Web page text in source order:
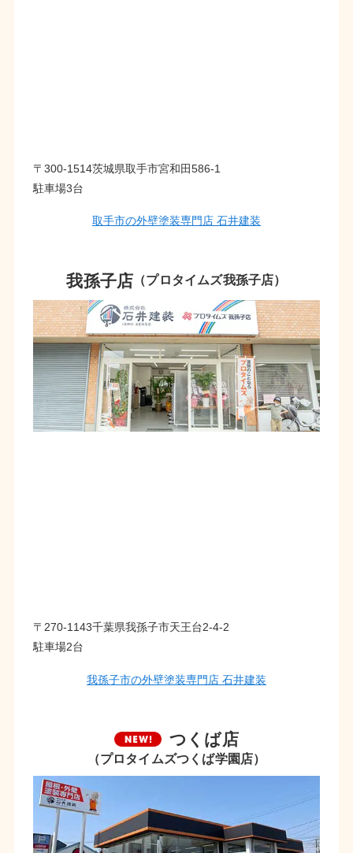
〒300-1514茨城県取手市宮和田586-1
駐車場3台
取手市の外壁塗装専門店 石井建装
我孫子店 （プロタイムズ我孫子店）
〒270-1143千葉県我孫子市天王台2-4-2
駐車場2台
我孫子市の外壁塗装専門店 石井建装
つくば店
（プロタイムズつくば学園店）